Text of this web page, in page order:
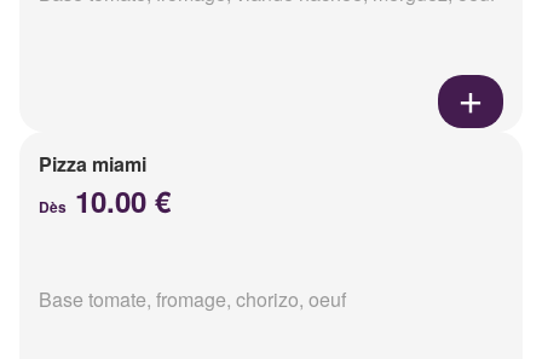
Pizza miami
Dès 10.00 €
Base tomate, fromage, chorizo, oeuf